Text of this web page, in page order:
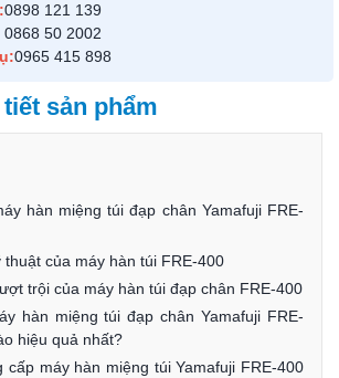
0898 121 139
0868 50 2002
0965 415 898
sản phẩm
hàn miệng túi đạp chân Yamafuji FRE-
thuật của máy hàn túi FRE-400
trội của máy hàn túi đạp chân FRE-400
hàn miệng túi đạp chân Yamafuji FRE-
hiệu quả nhất?
cấp máy hàn miệng túi Yamafuji FRE-400